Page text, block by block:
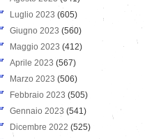
Luglio 2023 (605)
Giugno 2023 (560)
Maggio 2023 (412)
Aprile 2023 (567)
Marzo 2023 (506)
Febbraio 2023 (505)
Gennaio 2023 (541)
Dicembre 2022 (525)